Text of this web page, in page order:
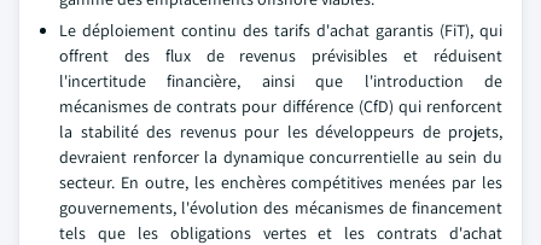
Le déploiement continu des tarifs d'achat garantis (FiT), qui
offrent des flux de revenus prévisibles et réduisent
l'incertitude financière, ainsi que l'introduction de
mécanismes de contrats pour différence (CfD) qui renforcent
la stabilité des revenus pour les développeurs de projets,
devraient renforcer la dynamique concurrentielle au sein du
secteur. En outre, les enchères compétitives menées par les
gouvernements, l'évolution des mécanismes de financement
tels que les obligations vertes et les contrats d'achat